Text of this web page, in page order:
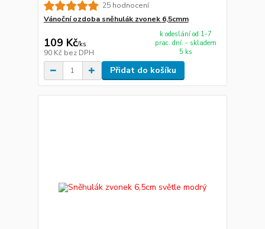
25 hodnocení
Vánoční ozdoba sněhulák zvonek 6,5cmm
109 Kč/ks
90 Kč bez DPH
k odeslání od 1-7
prac. dní. - skladem
5 ks
Přidat do košíku